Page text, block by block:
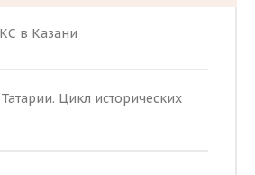
в Казани
Цикл исторических